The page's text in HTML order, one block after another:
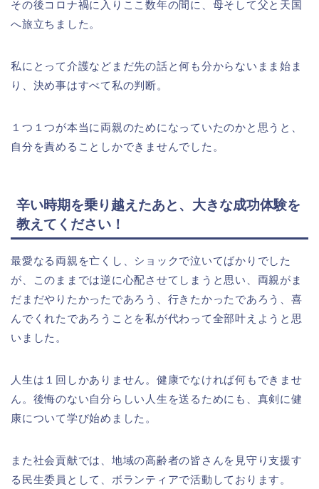
その後コロナ禍に入りここ数年の間に、母そして父と天国
へ旅立ちました。
私にとって介護などまだ先の話と何も分からないまま始ま
り、決め事はすべて私の判断。
１つ１つが本当に両親のためになっていたのかと思うと、
自分を責めることしかできませんでした。
辛い時期を乗り越えたあと、大きな成功体験を
教えてください！
最愛なる両親を亡くし、ショックで泣いてばかりでした
が、このままでは逆に心配させてしまうと思い、両親がま
だまだやりたかったであろう、行きたかったであろう、喜
んでくれたであろうことを私が代わって全部叶えようと思
いました。
人生は１回しかありません。健康でなければ何もできませ
ん。後悔のない自分らしい人生を送るためにも、真剣に健
康について学び始めました。
また社会貢献では、地域の高齢者の皆さんを見守り支援す
る民生委員として、ボランティアで活動しております。